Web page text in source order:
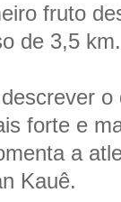
fruto
de 3,5 km.
forte e
a
Kauê.